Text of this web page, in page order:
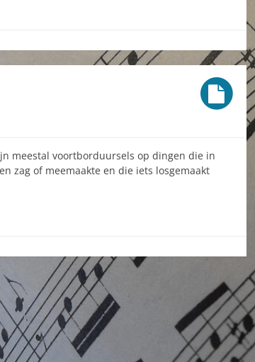
meestal voortborduursels op dingen die in
zag of meemaakte en die iets losgemaakt